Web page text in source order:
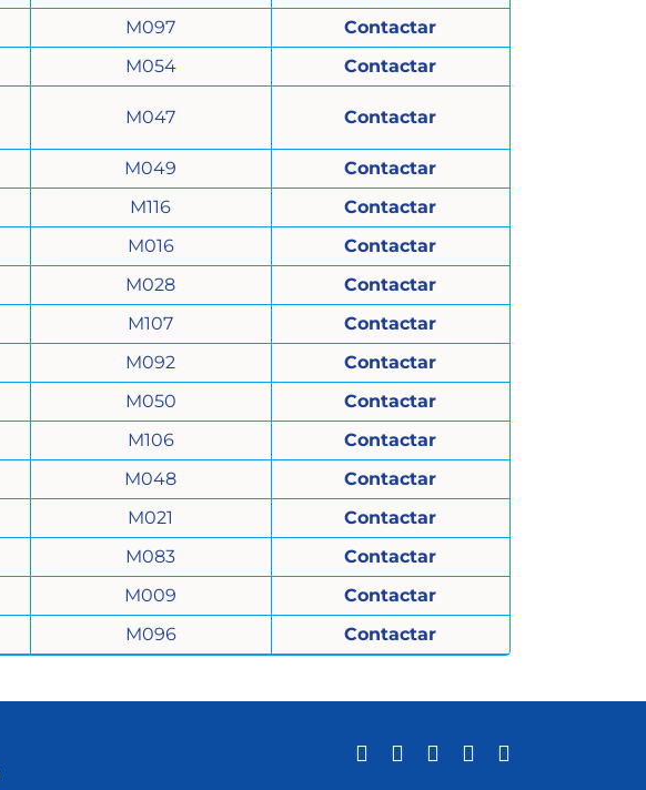
M097
Contactar
M054
Contactar
M047 Contactar
M049
Contactar
M116
Contactar
M016
Contactar
M028
Contactar
M107
Contactar
M092
Contactar
M050
Contactar
M106
Contactar
M048
Contactar
M021
Contactar
M083
Contactar
M009
Contactar
M096 Contactar
FacebookYouTubeInstagram